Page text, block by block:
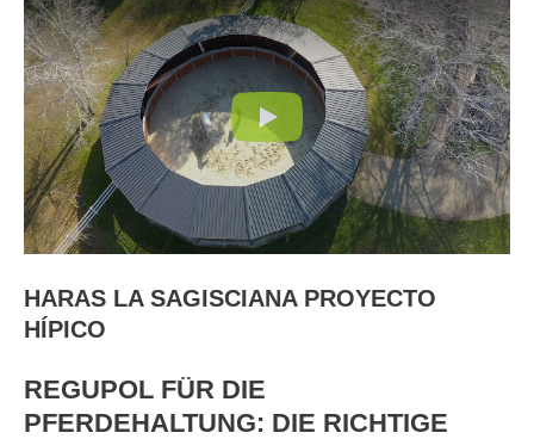
HARAS LA SAGISCIANA PROYECTO
HÍPICO
REGUPOL FÜR DIE
PFERDEHALTUNG: DIE RICHTIGE